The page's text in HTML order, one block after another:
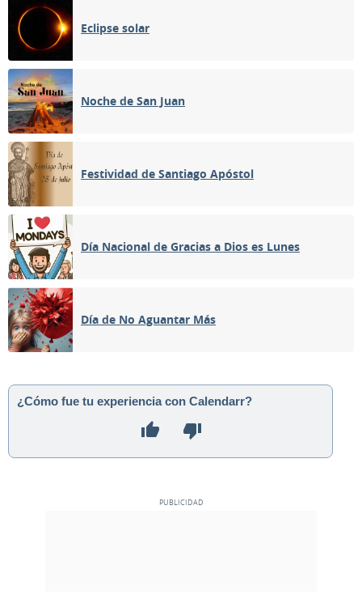
Eclipse solar
Noche de San Juan
Festividad de Santiago Apóstol
Día Nacional de Gracias a Dios es Lunes
Día de No Aguantar Más
¿Cómo fue tu experiencia con Calendarr?